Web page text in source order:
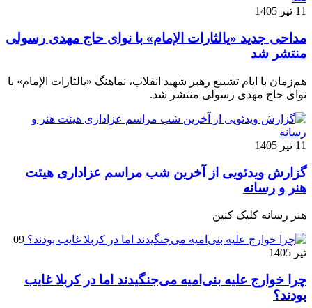
11 تیر 1405
مداحی جدید «یالثارات الإمام» با نوای حاج مهدی رسولی
منتشر شد
هم‌زمان با ایام تشییع رهبر شهید انقلاب، نماهنگ «یالثارات الإمام» با
نوای حاج مهدی رسولی منتشر شد.
11 تیر 1405
گزارش ویدئویی از آخرین شب مراسم عزاداری هیئت
هنر و رسانه
هنر رسانه کلیک کنین
09
تیر 1405
چرا خوارج علیه بنی‌امیه می‌جنگیدند اما در کربلا غایب
بودند؟